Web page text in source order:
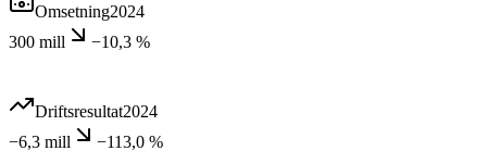
Omsetning2024
300 mill
−10,3 %
Driftsresultat2024
−6,3 mill
−113,0 %